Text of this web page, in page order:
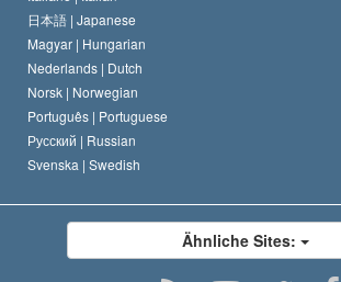
日本語 | Japanese
Magyar | Hungarian
Nederlands | Dutch
Norsk | Norwegian
Português | Portuguese
Русский | Russian
Svenska | Swedish
Ähnliche Sites: